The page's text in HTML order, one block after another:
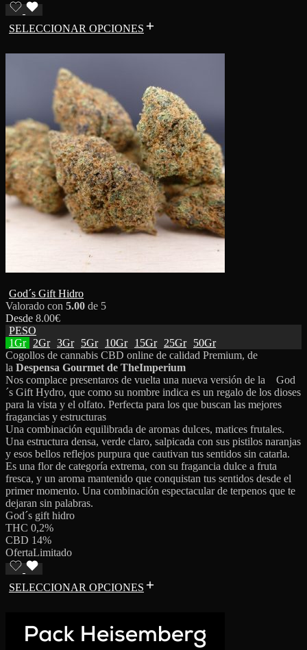
SELECCIONAR OPCIONES
God´s Gift Hidro
Valorado con 5.00 de 5
Desde 8.00€
PESO
1Gr
2Gr 3Gr 5Gr 10Gr 15Gr 25Gr
50Gr
Cogollos de cannabis CBD online de calidad Premium, de
la Despensa Gourmet de TheImperium
Nos complace presentaros de vuelta una nueva versión de la God
´s Gift Hydro, que como su nombre indica es un regalo de los dioses
para la vista y el olfato. Perfecta para los que buscan las mejores
fragancias y estructuras
Una combinación equilibrada de aromas dulces, matices frutales.
Una estructura densa, verde claro, salpicada con sus pistilos naranjas
y esos bellos reflejos purpura que cautivan tus sentidos sin catarla.
Es una flor de categoría extrema, con su fragancia dulce a fruta
fresca, y un aroma mantenido que conquistan tus sentidos desde el
primer momento. Una combinación espectacular de terpenos que te
dejaran sin palabras.
God´s gift hidro
THC 0,2%
CBD 14%
OfertaLimitado
SELECCIONAR OPCIONES